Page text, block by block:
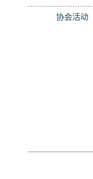
协会活动